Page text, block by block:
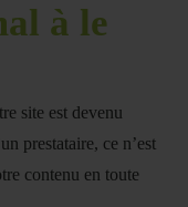
à le
site est devenu
prestataire, ce n’est
contenu en toute